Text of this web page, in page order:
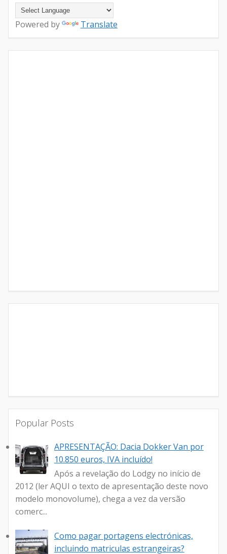
Powered by Translate
Popular Posts
APRESENTAÇÃO: Dacia Dokker Van por
10.850 euros, IVA incluído!
Após a revelação do Lodgy no início de
2012 (ler AQUI o texto de apresentação deste novo
modelo monovolume), chega a vez da versão
comerc...
Como pagar portagens electrónicas,
incluindo matriculas estrangeiras?